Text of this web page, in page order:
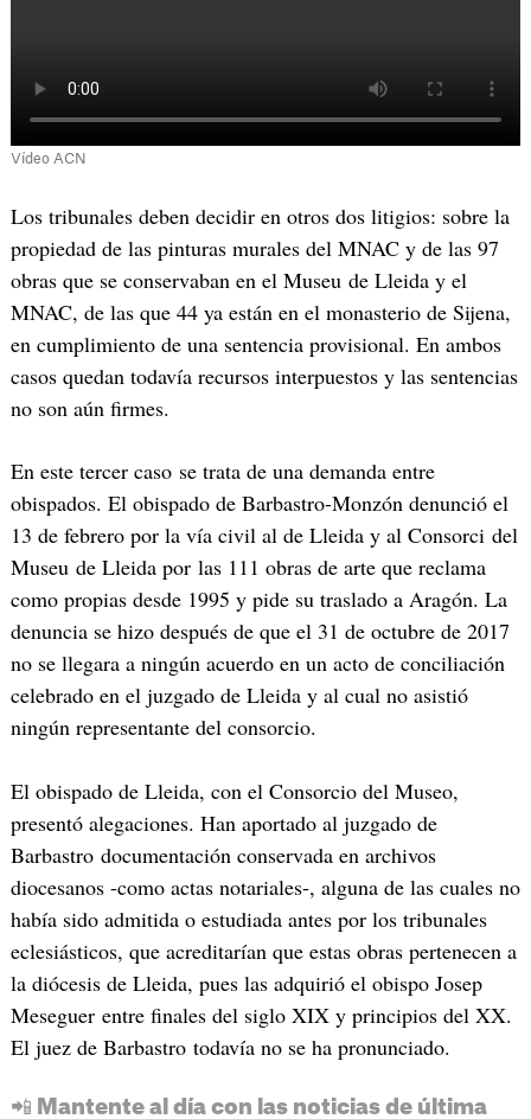
Vídeo ACN
Los tribunales deben decidir en otros dos litigios: sobre la
propiedad de las pinturas murales del MNACy de las 97
obras que se conservaban en el Museu de Lleiday el
MNAC, de las que 44 ya están en el monasterio de Sijena,
en cumplimiento de una sentencia provisional. En ambos
casos quedan todavía recursos interpuestos y las sentencias
no son aún firmes.
En este tercer caso se trata de una demanda entre
obispados. El obispado de Barbastro-Monzón denunció el
13 de febrero por la vía civil al de Lleiday al Consorcidel
Museude Lleidapor las 111 obras de arte que reclama
como propias desde 1995 y pide su traslado a Aragón. La
denuncia se hizo después de que el 31 de octubre de 2017
no se llegara a ningún acuerdo en un acto de conciliación
celebrado en el juzgado de Lleiday al cual no asistió
ningún representante del consorcio.
El obispado de Lleida, con el Consorcio del Museo,
presentó alegaciones. Han aportado al juzgado de
Barbastrodocumentación conservada en archivos
diocesanos -como actas notariales-, alguna de las cuales no
había sido admitida o estudiada antes por los tribunales
eclesiásticos, que acreditarían que estas obras pertenecen a
la diócesis de Lleida, pues las adquirió el obispo Josep
Meseguerentre finales del siglo XIXy principios del XX.
El juez de Barbastrotodavía no se ha pronunciado.
📲 Mantente al día con las noticias de última